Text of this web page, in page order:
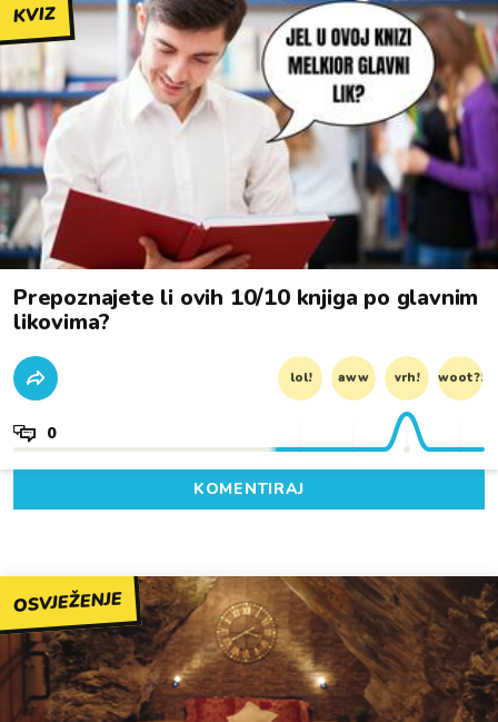
KVIZ
Prepoznajete li ovih 10/10 knjiga po glavnim
likovima?
lol! aww vrh! woot?!
0
KOMENTIRAJ
OSVJEŽENJE